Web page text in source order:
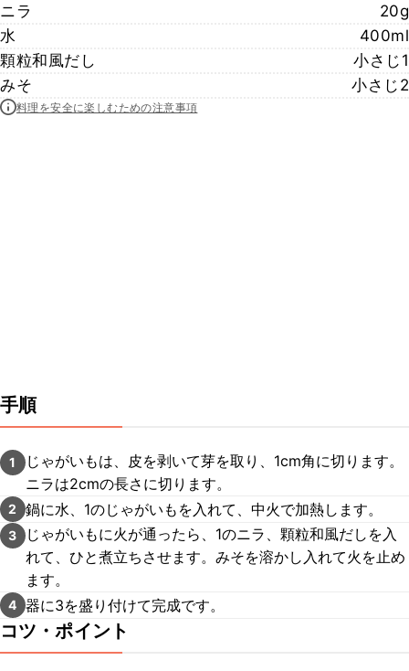
ニラ
20g
水
400ml
顆粒和風だし
小さじ1
みそ
小さじ2
料理を安全に楽しむための注意事項
手順
1
じゃがいもは、皮を剥いて芽を取り、1cm角に切ります。
ニラは2cmの長さに切ります。
2 鍋に水、1のじゃがいもを入れて、中火で加熱します。
3
じゃがいもに火が通ったら、1のニラ、顆粒和風だしを入
れて、ひと煮立ちさせます。みそを溶かし入れて火を止め
ます。
4 器に3を盛り付けて完成です。
コツ・ポイント